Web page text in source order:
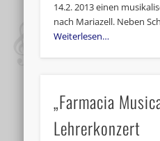
14.2. 2013 einen
nach Mariazell. Neben
Weiterlesen…
„Farmacia
Lehrerkonzert